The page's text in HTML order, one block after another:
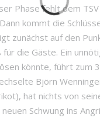
Phase fehlt dem
kommt die
zunächst auf den
die Gäste. Ein
könnte, führt zum
Björn
hat nichts von
Schwung ins